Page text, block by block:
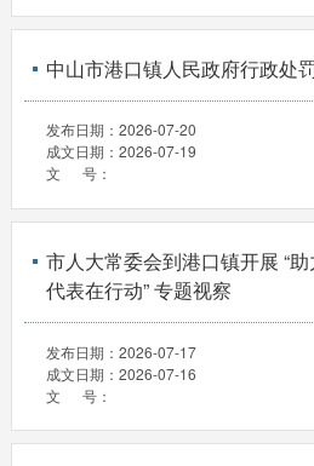
中山市港口镇人民政府行政处
发布日期： 2026-07-20
成文日期： 2026-07-19
文 号：
市人大常委会到港口镇开展 “
代表在行动” 专题视察
发布日期： 2026-07-17
成文日期： 2026-07-16
文 号：